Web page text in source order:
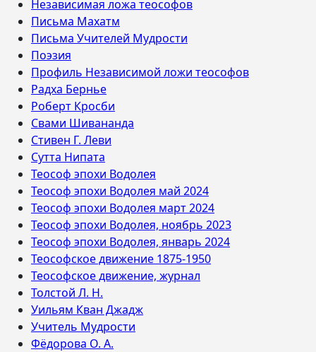
Независимая ложа теософов
Письма Махатм
Письма Учителей Мудрости
Поэзия
Профиль Независимой ложи теософов
Радха Бернье
Роберт Кросби
Свами Шивананда
Стивен Г. Леви
Сутта Нипата
Теософ эпохи Водолея
Теософ эпохи Водолея май 2024
Теософ эпохи Водолея март 2024
Теософ эпохи Водолея, ноябрь 2023
Теософ эпохи Водолея, январь 2024
Теософское движение 1875-1950
Теософское движение, журнал
Толстой Л. Н.
Уильям Кван Джадж
Учитель Мудрости
Фёдорова О. А.